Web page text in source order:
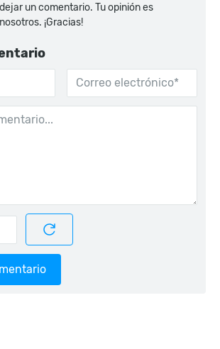
un comentario. Tu opinión es
¡Gracias!